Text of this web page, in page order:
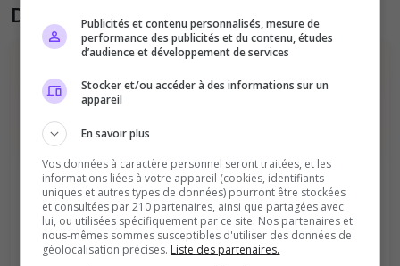
Donner son avis sur le serveur
Vous devez être connecté pour ajouter
un avis sur ce serveur !
Se connecter S'inscrire
Publicités et contenu personnalisés, mesure de
performance des publicités et du contenu, études
d’audience et développement de services
Stocker et/ou accéder à des informations sur un
appareil
En savoir plus
Vos données à caractère personnel seront traitées, et les
informations liées à votre appareil (cookies, identifiants
uniques et autres types de données) pourront être stockées
et consultées par 210 partenaires, ainsi que partagées avec
lui, ou utilisées spécifiquement par ce site. Nos partenaires et
nous-mêmes sommes susceptibles d'utiliser des données de
géolocalisation précises. Liste des partenaires.